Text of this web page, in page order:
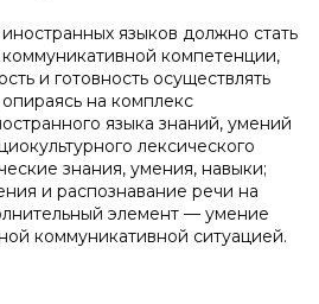
языков должно стать
компетенции,
и готовность осуществлять
на комплекс
языка знаний, умений
лексического
знания, умения, навыки;
и распознавание речи на
элемент — умение
коммуникативной ситуацией.